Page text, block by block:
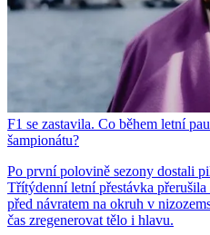
F1 se zastavila. Co během letní
šampionátu?
Po první polovině sezony dostali
Třítýdenní letní přestávka
před návratem na okruh v
čas zregenerovat tělo i hlavu.